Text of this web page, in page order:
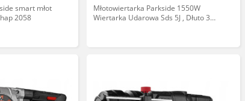
smart młot
2058
Młotowiertarka Parkside 1550W
Wiertarka Udarowa Sds 5J , Dłuto 3